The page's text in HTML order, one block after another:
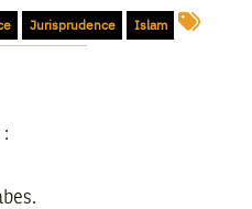
Islam
Jurisprudence